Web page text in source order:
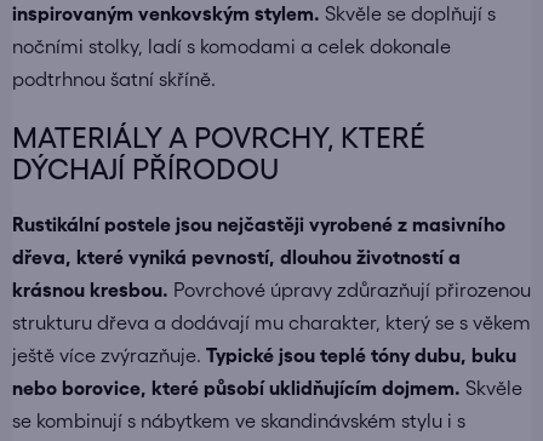
inspirovaným venkovským stylem. Skvěle se doplňují s
nočními stolky, ladí s komodami a celek dokonale
podtrhnou šatní skříně
MATERIÁLY A POVRCHY, KTERÉ
DÝCHAJÍ PŘÍRODOU
Rustikální postele jsou nejčastěji vyrobené z masivního
dřeva, které vyniká pevností, dlouhou životností a
krásnou kresbou. Povrchové úpravy zdůrazňují přirozenou
strukturu dřeva a dodávají mu charakter, který se s věkem
ještě více zvýrazňuje. Typické jsou teplé tóny dubu, buku
nebo borovice, které působí uklidňujícím dojmem. Skvěle
se kombinují s nábytkem ve skandinávském stylu i s